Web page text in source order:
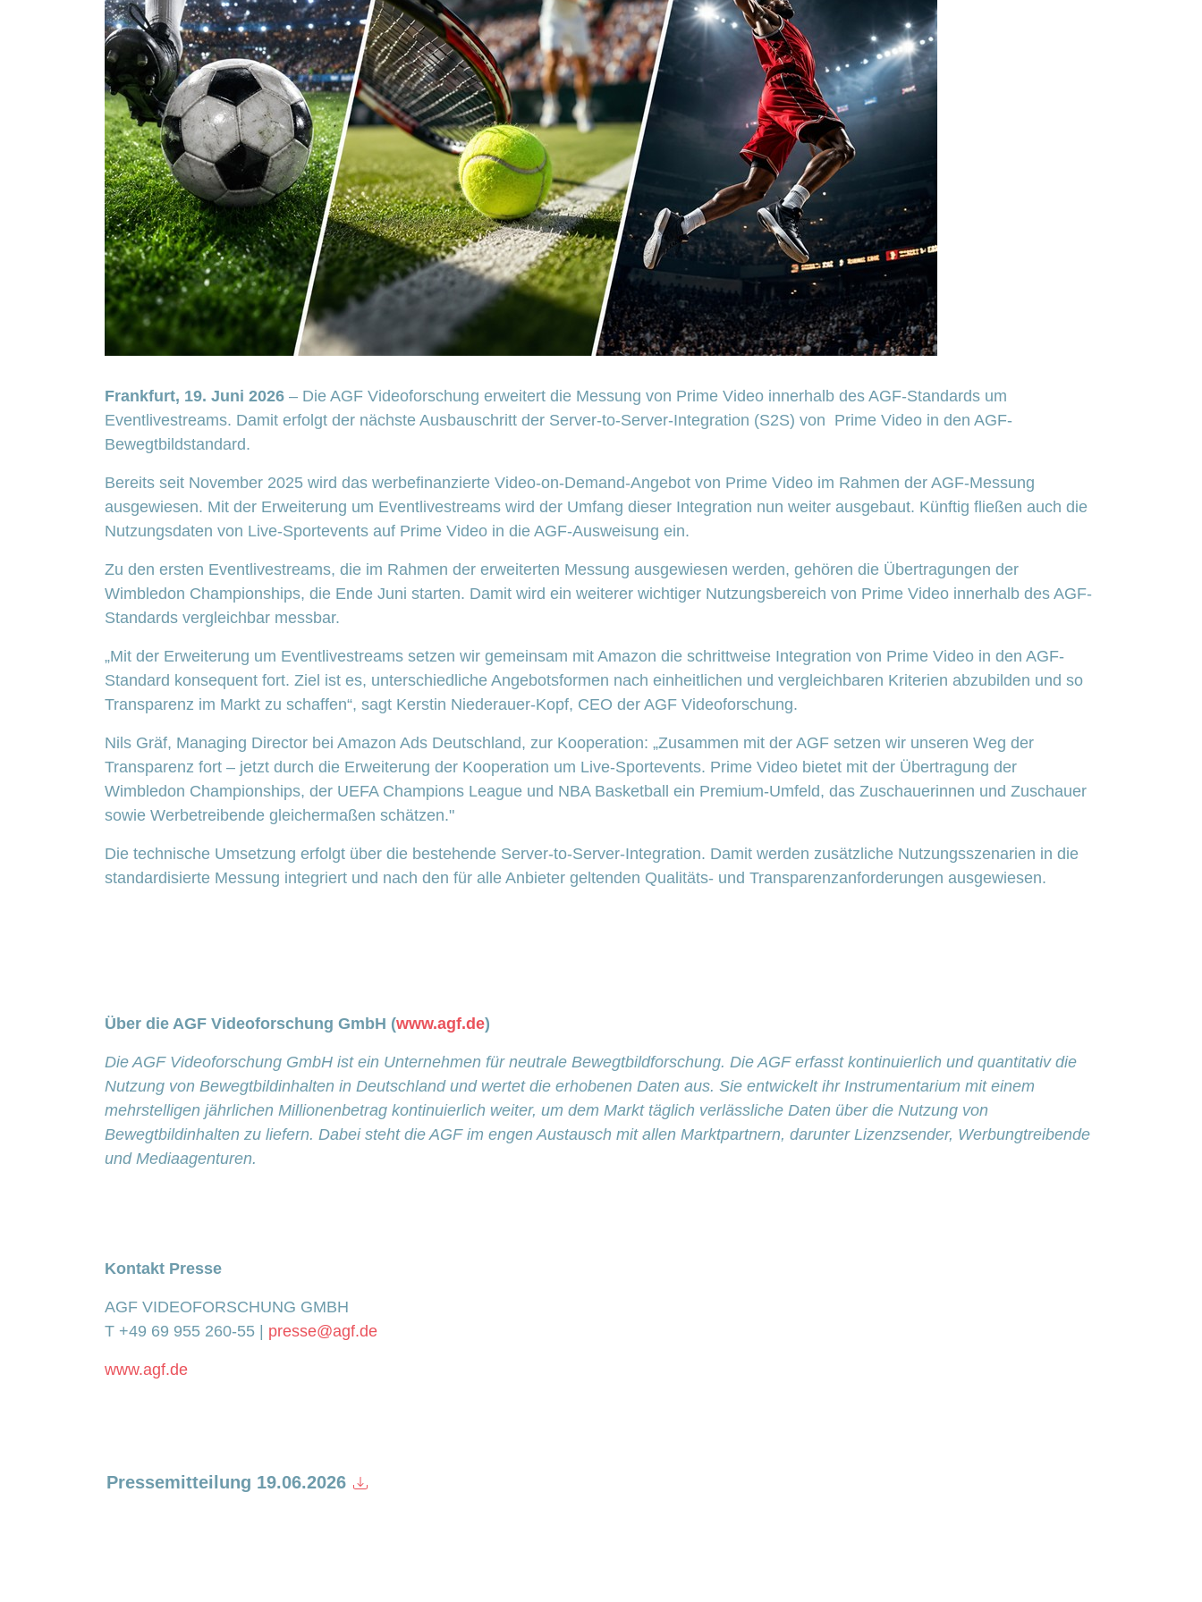
Frankfurt, 19. Juni 2026 – Die AGF Videoforschung erweitert die Messung von Prime Video innerhalb des AGF-Standards um
Eventlivestreams. Damit erfolgt der nächste Ausbauschritt der Server-to-Server-Integration (S2S) von Prime Video in den AGF-
Bewegtbildstandard.
Bereits seit November 2025 wird das werbefinanzierte Video-on-Demand-Angebot von Prime Video im Rahmen der AGF-Messung
ausgewiesen. Mit der Erweiterung um Eventlivestreams wird der Umfang dieser Integration nun weiter ausgebaut. Künftig fließen auch die
Nutzungsdaten von Live-Sportevents auf Prime Video in die AGF-Ausweisung ein.
Zu den ersten Eventlivestreams, die im Rahmen der erweiterten Messung ausgewiesen werden, gehören die Übertragungen der
Wimbledon Championships, die Ende Juni starten. Damit wird ein weiterer wichtiger Nutzungsbereich von Prime Video innerhalb des AGF-
Standards vergleichbar messbar.
„Mit der Erweiterung um Eventlivestreams setzen wir gemeinsam mit Amazon die schrittweise Integration von Prime Video in den AGF-
Standard konsequent fort. Ziel ist es, unterschiedliche Angebotsformen nach einheitlichen und vergleichbaren Kriterien abzubilden und so
Transparenz im Markt zu schaffen“, sagt Kerstin Niederauer-Kopf, CEO der AGF Videoforschung.
Nils Gräf, Managing Director bei Amazon Ads Deutschland, zur Kooperation: „Zusammen mit der AGF setzen wir unseren Weg der
Transparenz fort – jetzt durch die Erweiterung der Kooperation um Live-Sportevents. Prime Video bietet mit der Übertragung der
Wimbledon Championships, der UEFA Champions League und NBA Basketball ein Premium-Umfeld, das Zuschauerinnen und Zuschauer
sowie Werbetreibende gleichermaßen schätzen."
Die technische Umsetzung erfolgt über die bestehende Server-to-Server-Integration. Damit werden zusätzliche Nutzungsszenarien in die
standardisierte Messung integriert und nach den für alle Anbieter geltenden Qualitäts- und Transparenzanforderungen ausgewiesen.
Über die AGF Videoforschung GmbH (www.agf.de)
Die AGF Videoforschung GmbH ist ein Unternehmen für neutrale Bewegtbildforschung. Die AGF erfasst kontinuierlich und quantitativ die
Nutzung von Bewegtbildinhalten in Deutschland und wertet die erhobenen Daten aus. Sie entwickelt ihr Instrumentarium mit einem
mehrstelligen jährlichen Millionenbetrag kontinuierlich weiter, um dem Markt täglich verlässliche Daten über die Nutzung von
Bewegtbildinhalten zu liefern. Dabei steht die AGF im engen Austausch mit allen Marktpartnern, darunter Lizenzsender, Werbungtreibende
und Mediaagenturen.
Kontakt Presse
AGF VIDEOFORSCHUNG GMBH
T +49 69 955 260-55 | presse@agf.de
www.agf.de
Pressemitteilung 19.06.2026